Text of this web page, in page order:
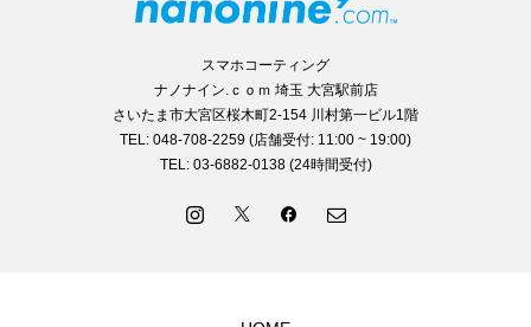
スマホコーティング
ナノナイン.ｃｏｍ 埼玉 大宮駅前店
さいたま市大宮区桜木町2-154 川村第一ビル1階
TEL: 048-708-2259 (店舗受付: 11:00 ~ 19:00)
TEL: 03-6882-0138 (24時間受付)